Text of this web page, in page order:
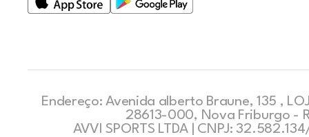
Endereço: Avenida alberto Braune, 135 ,
28613-000, Nova Friburgo -
AVVI SPORTS LTDA | CNPJ: